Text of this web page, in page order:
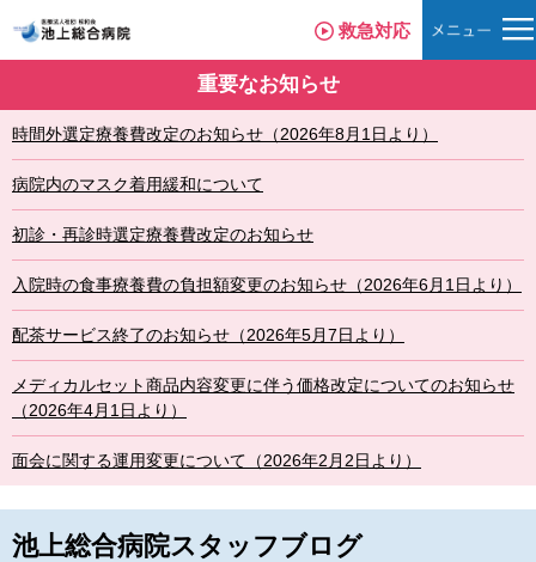
救急対応
重要なお知らせ
時間外選定療養費改定のお知らせ（2026年8月1日より）
病院内のマスク着用緩和について
初診・再診時選定療養費改定のお知らせ
入院時の食事療養費の負担額変更のお知らせ（2026年6月1日より）
配茶サービス終了のお知らせ（2026年5月7日より）
メディカルセット商品内容変更に伴う価格改定についてのお知らせ
（2026年4月1日より）
面会に関する運用変更について（2026年2月2日より）
池上総合病院スタッフブログ